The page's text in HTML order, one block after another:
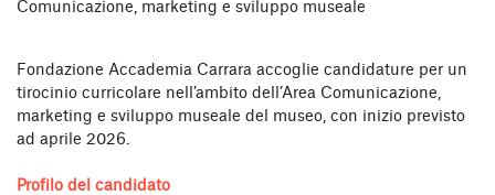
Comunicazione, marketing e sviluppo museale
Fondazione Accademia Carrara accoglie candidature per un
tirocinio curricolare nell’ambito dell’Area Comunicazione,
marketing e sviluppo museale del museo, con inizio previsto
ad aprile 2026.
Profilo del candidato